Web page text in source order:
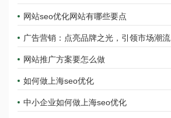
网站seo优化网站有哪些要点
广告营销：点亮品牌之光，引领市场潮流
网站推广方案要怎么做
如何做上海seo优化
中小企业如何做上海seo优化